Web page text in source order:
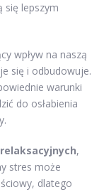
się lepszym
wpływ na naszą
się i odbudowuje.
warunki
do osłabienia
,
stres może
dlatego